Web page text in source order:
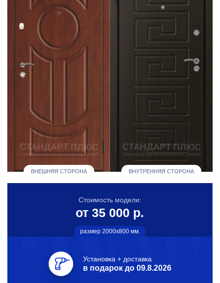
ВНЕШНЯЯ СТОРОНА ВНУТРЕННЯЯ СТОРОНА
Стоимость модели:
от 35 000 р.
размер 2000х800 мм.
Установка + доставка
в подарок до 09.8.2026